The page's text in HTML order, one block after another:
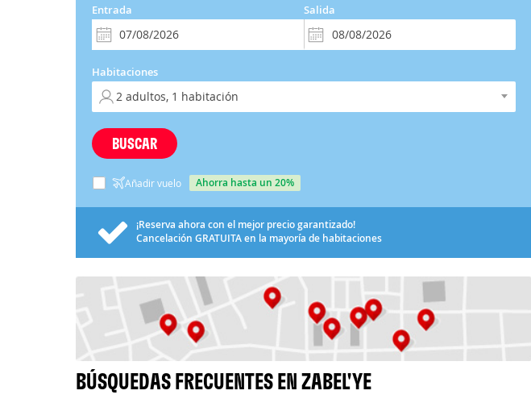
Entrada Salida
Habitaciones
BUSCAR
Añadir vuelo ahorra hasta un 20%
¡Reserva ahora con el mejor precio garantizado!
Cancelación GRATUITAen la mayoría de habitaciones
BÚSQUEDAS FRECUENTES EN ZABEL'YE